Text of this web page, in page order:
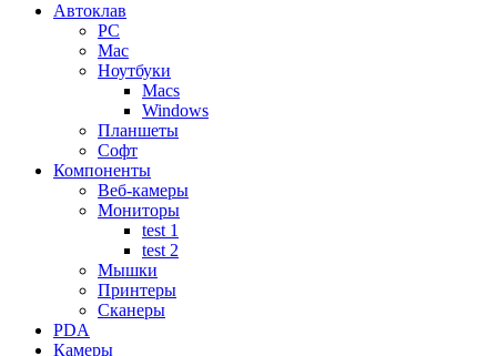
Автоклав
PC
Mac
Ноутбуки
Macs
Windows
Планшеты
Софт
Компоненты
Веб-камеры
Мониторы
test 1
test 2
Мышки
Принтеры
Сканеры
PDA
Камеры